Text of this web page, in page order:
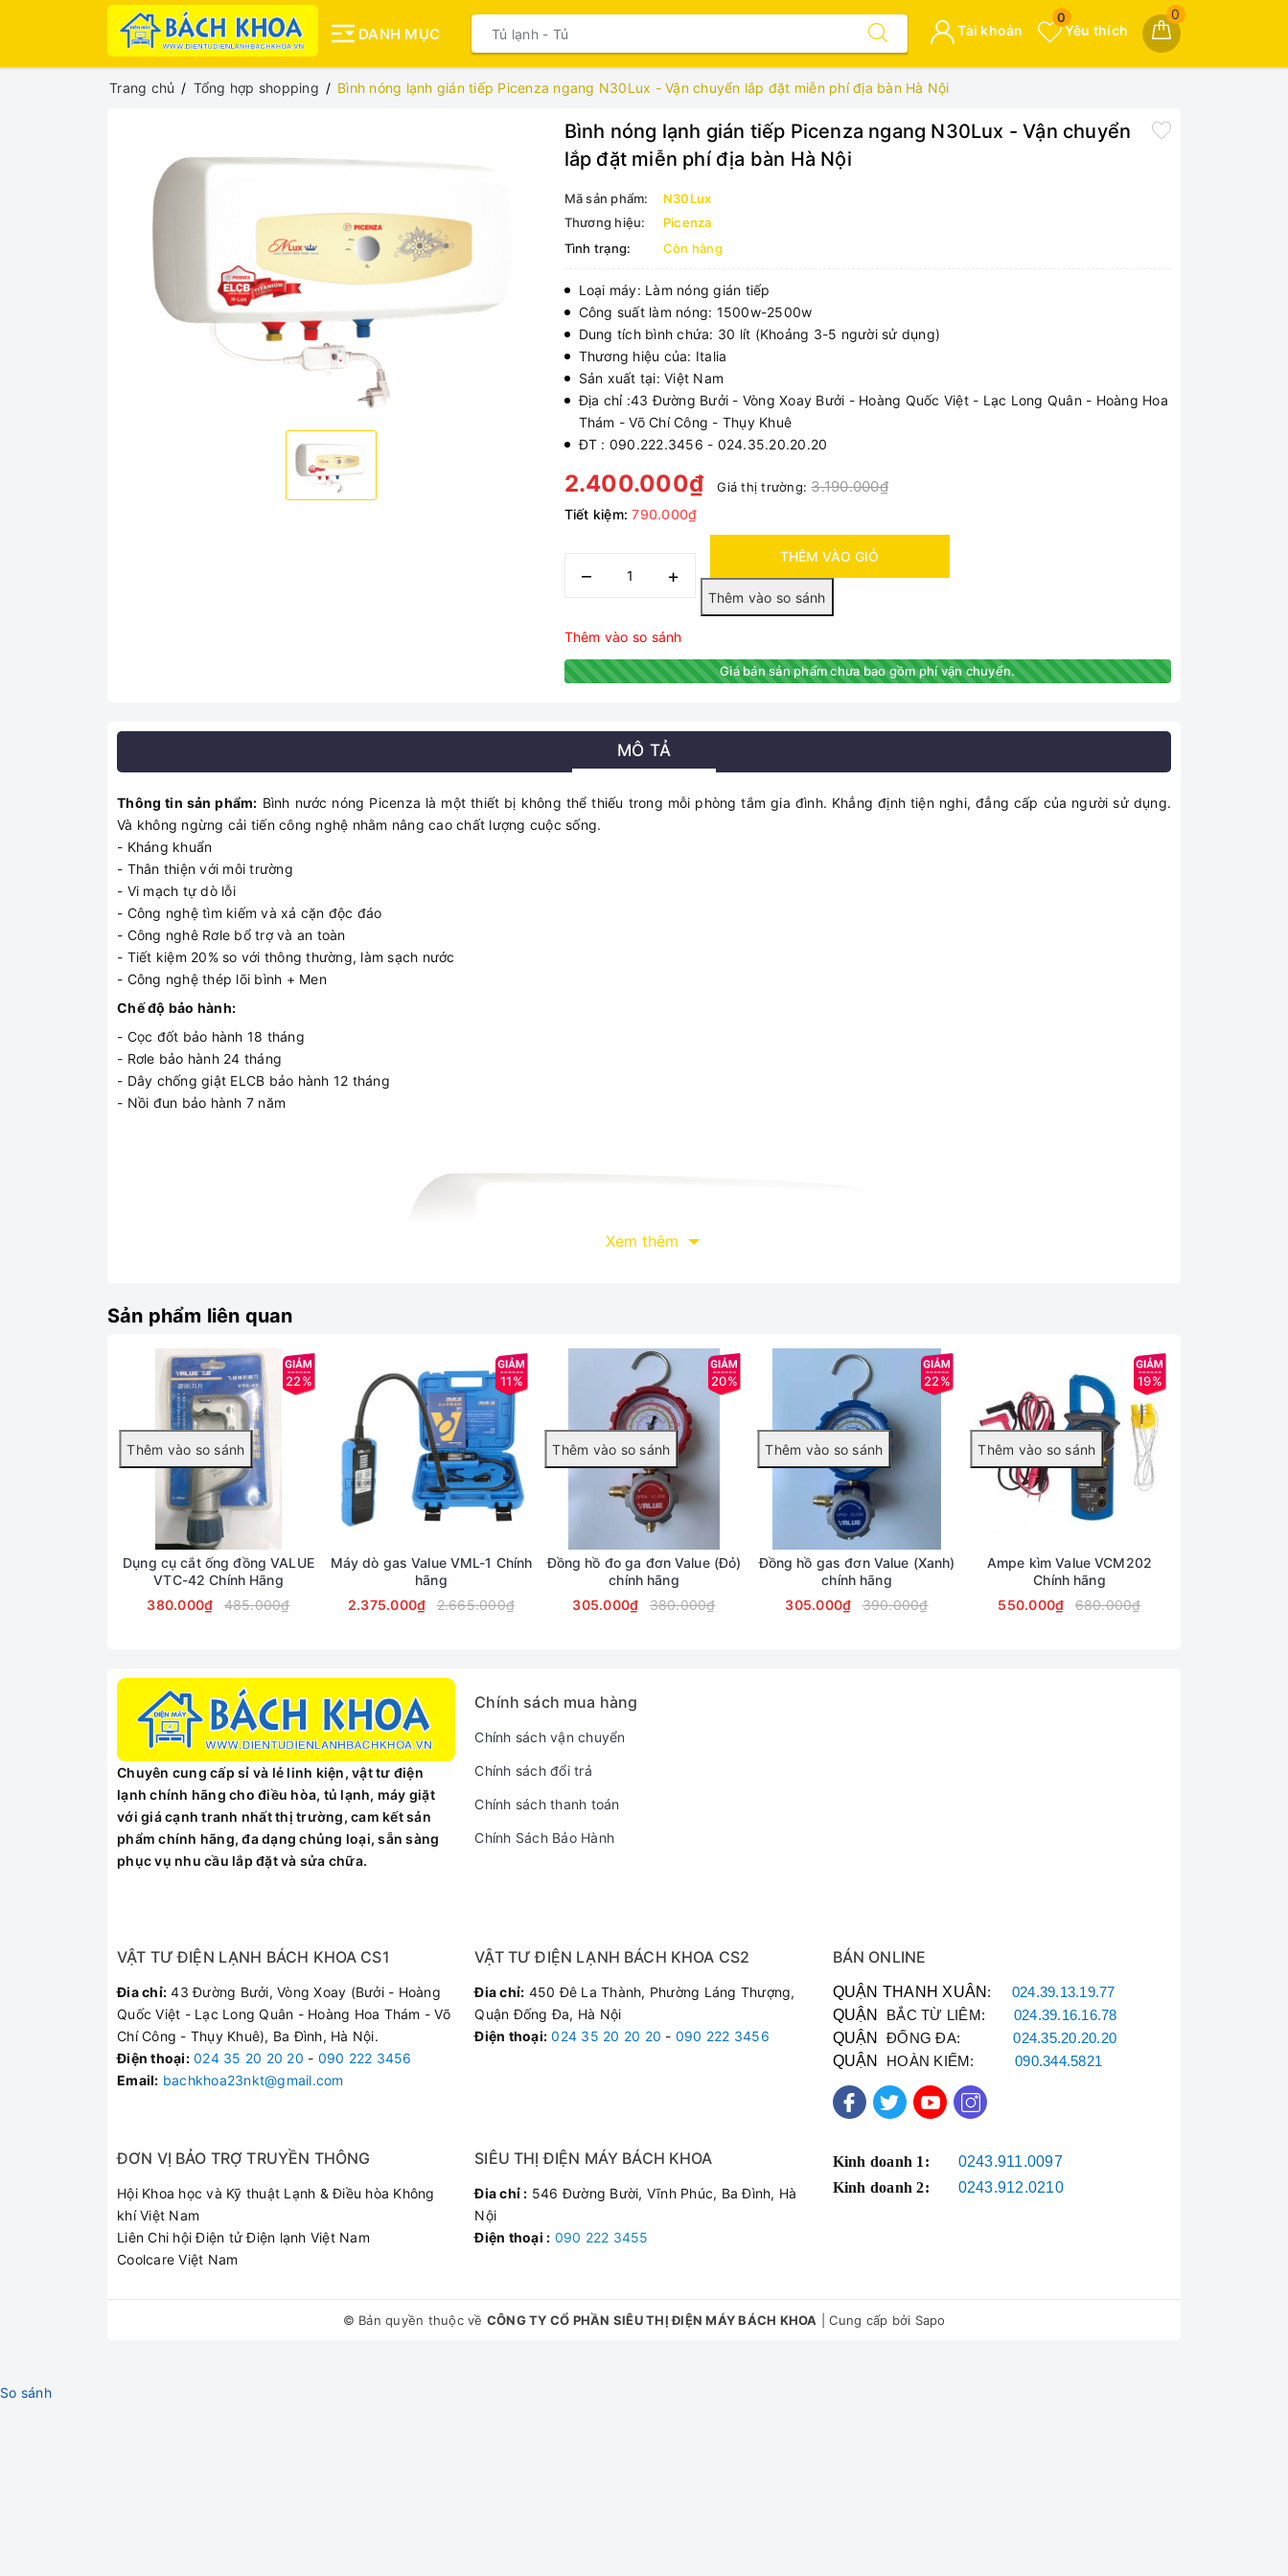
DANH MỤC
0
Yêu thích
0
Tài khoản
Trang chủ Tổng hợp shopping Bình nóng lạnh gián tiếp Picenza ngang N30Lux - Vận chuyển lắp đặt miễn phí địa bàn Hà Nội
Bình nóng lạnh gián tiếp Picenza ngang N30Lux - Vận chuyển
lắp đặt miễn phí địa bàn Hà Nội
Mã sản phẩm:
N30Lux
Thương hiệu:
Picenza
Tình trạng:
Còn hàng
Loại máy: Làm nóng gián tiếp
Công suất làm nóng: 1500w-2500w
Dung tích bình chứa: 30 lít (Khoảng 3-5 người sử dụng)
Thương hiệu của: Italia
Sản xuất tại: Việt Nam
Địa chỉ :43 Đường Bưởi - Vòng Xoay Bưởi - Hoàng Quốc Việt - Lạc Long Quân - Hoàng Hoa
Thám - Võ Chí Công - Thụy Khuê
ĐT : 090.222.3456 - 024.35.20.20.20
2.400.000₫ Giá thị trường:3.190.000₫
Tiết kiệm:790.000₫
– +
THÊM VÀO GIỎ
Thêm vào so sánh
Giá bán sản phẩm chưa bao gồm phí vận chuyển.
MÔ TẢ
Thông tin sản phẩm: Bình nước nóng Picenza là một thiết bị không thể thiếu trong mỗi phòng tắm gia đình. Khẳng định tiện nghi, đẳng cấp của người sử dụng.
Và không ngừng cải tiến công nghệ nhằm nâng cao chất lượng cuộc sống.
- Kháng khuẩn
- Thân thiện với môi trường
- Vi mạch tự dò lỗi
- Công nghệ tìm kiếm và xả cặn độc đáo
- Công nghê Rơle bổ trợ và an toàn
- Tiết kiệm 20% so với thông thường, làm sạch nước
- Công nghệ thép lõi bình + Men
Chế độ bảo hành:
- Cọc đốt bảo hành 18 tháng
- Rơle bảo hành 24 tháng
- Dây chống giật ELCB bảo hành 12 tháng
- Nồi đun bảo hành 7 năm
Xem thêm
Sản phẩm liên quan
22%
Dụng cụ cắt ống đồng VALUE
VTC-42 Chính Hãng
380.000₫
485.000₫
11%
Máy dò gas Value VML-1 Chính
hãng
2.375.000₫
2.665.000₫
20%
Đồng hồ đo ga đơn Value (Đỏ)
chính hãng
305.000₫
380.000₫
22%
Đồng hồ gas đơn Value (Xanh)
chính hãng
305.000₫
390.000₫
19%
Ampe kìm Value VCM202
Chính hãng
550.000₫
680.000₫
Chuyên cung cấp sỉ và lẻ linh kiện, vật tư điện
lạnh chính hãng cho điều hòa, tủ lạnh, máy giặt
với giá cạnh tranh nhất thị trường, cam kết sản
phẩm chính hãng, đa dạng chủng loại, sẵn sàng
phục vụ nhu cầu lắp đặt và sửa chữa.
Chính sách mua hàng
Chính sách vận chuyển
Chính sách đổi trả
Chính sách thanh toán
Chính Sách Bảo Hành
VẬT TƯ ĐIỆN LẠNH BÁCH KHOA CS1
Đia chỉ: 43 Đường Bưởi, Vòng Xoay (Bưởi - Hoàng
Quốc Việt - Lạc Long Quân - Hoàng Hoa Thám - Võ
Chí Công - Thụy Khuê), Ba Đình, Hà Nội.
Điện thoại: 024 35 20 20 20 - 090 222 3456
Email: bachkhoa23nkt@gmail.com
VẬT TƯ ĐIỆN LẠNH BÁCH KHOA CS2
Đia chỉ: 450 Đê La Thành, Phường Láng Thượng,
Quận Đống Đa, Hà Nội
Điện thoại: 024 35 20 20 20 - 090 222 3456
BÁN ONLINE
QUẬN THANH XUÂN : 024.39.13.19.77
QUẬN BẮC TỪ LIÊM: 024.39.16.16.78
QUẬN ĐỐNG ĐA:024.35.20.20.20
QUẬN HOÀN KIẾM:090.344.5821
ĐƠN VỊ BẢO TRỢ TRUYỀN THÔNG
Hội Khoa học và Kỹ thuật Lạnh & Điều hòa Không
khí Việt Nam
Liên Chi hội Điện tử Điện lạnh Việt Nam
Coolcare Việt Nam
SIÊU THỊ ĐIỆN MÁY BÁCH KHOA
Đia chỉ : 546 Đường Bười, Vĩnh Phúc, Ba Đình, Hà
Nội
Điện thoại : 090 222 3455
Kinh doanh 1:
0243.911.0097
Kinh doanh 2:
0243.912.0210
© Bản quyền thuộc về CÔNG TY CỔ PHẦN SIÊU THỊ ĐIỆN MÁY BÁCH KHOA Cung cấp bởi Sapo
So sánh